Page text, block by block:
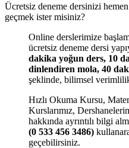
Ücretsiz deneme dersinizi
geçmek ister misiniz?
Online derslerimize
ücretsiz deneme dersi
dakika yoğun ders, 10
dinlendiren mola, 40
şeklinde, bilimsel
Hızlı Okuma Kursu,
Kurslarımız,
hakkında ayrıntılı bilgi
(0 533 456 3486)
geçebilirsiniz.